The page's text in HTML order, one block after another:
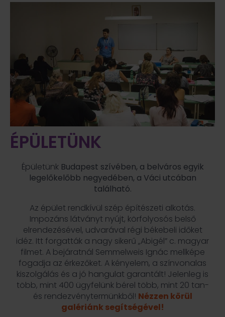
ÉPÜLETÜNK
Épületünk Budapest szívében, a belváros egyik
legelőkelőbb negyedében, a Váci utcában
található.
Az épület rendkívül szép építészeti alkotás.
Impozáns látványt nyújt, körfolyosós belső
elrendezésével, udvarával régi békebeli időket
idéz. Itt forgatták a nagy sikerű „Abigél” c. magyar
filmet. A bejáratnál Semmelweis Ignác mellképe
fogadja az érkezőket. A kényelem, a színvonalas
kiszolgálás és a jó hangulat garantált! Jelenleg is
több, mint 400 ügyfelünk bérel több, mint 20 tan-
és rendezvénytermünkből! Nézzen körül
galériánk segítségével!